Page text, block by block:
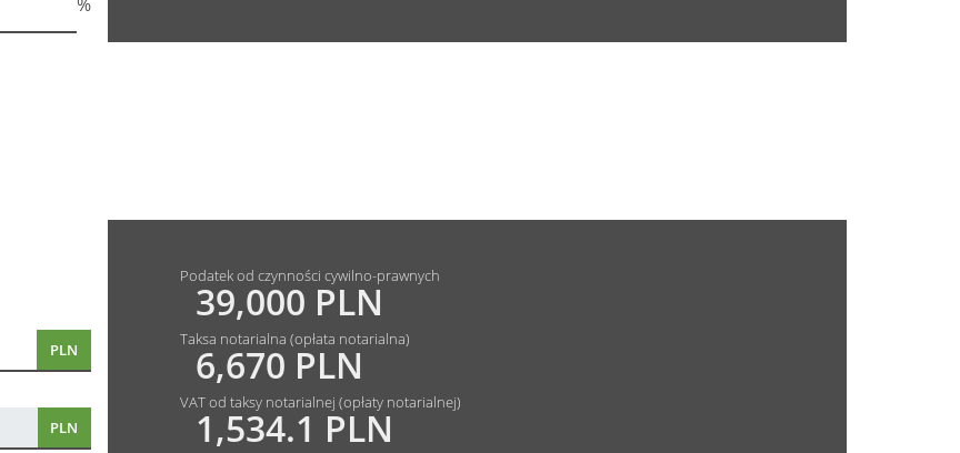
PLN
PLN
Podatek od czynności cywilno-prawnych
39,000 PLN
Taksa notarialna (opłata notarialna)
6,670 PLN
VAT od taksy notarialnej (opłaty notarialnej)
1,534.1 PLN